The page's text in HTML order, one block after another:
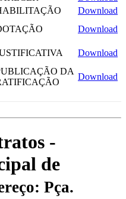
Download
Download
Download
DA
Download
-
de
Pça.